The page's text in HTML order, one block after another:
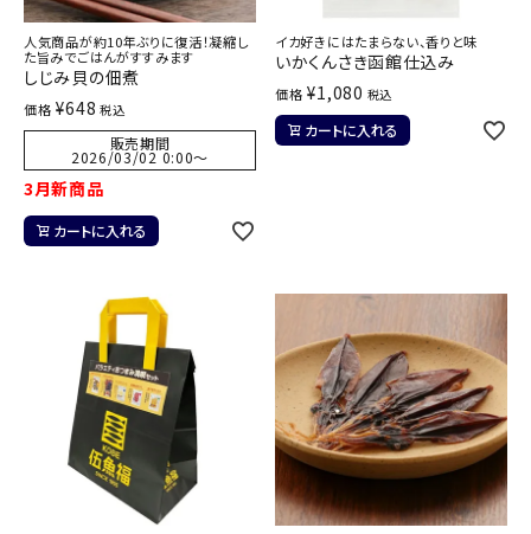
人気商品が約10年ぶりに復活！凝縮し
た旨みでごはんがすすみます
しじみ貝の佃煮
価格 ¥648 税込
販売期間
2026/03/02 0:00〜
3月新商品
カートに入れる
イカ好きにはたまらない、香りと味
いかくんさき函館仕込み
価格 ¥1,080 税込
カートに入れる